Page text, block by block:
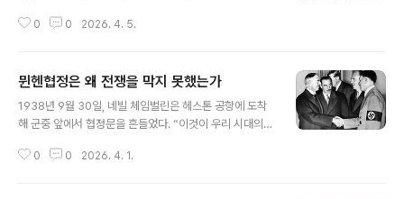
반 백성을 대상으로 문자 교육을 체계적으로 시행한 흔적
본주의는 수많은 희생과 저항 위에 서 있다. 지금까지 유지
미시사의 시선으로 미국의 근현대사와 자본주의를 입체적
으로 드러낸다.이야기는 기차에서 시작한다. 철도는 미국
의 압축성장을 이끈 기반이었고, 그 위에서 사람은 일하고
차별을 견디기 위한 방식으로. 그러나 그 노래는 거기서 멈
0 0 2026. 4. 5.
뮌헨협정은 왜 전쟁을 막지 못했는가
1938년 9월 30일, 네빌 체임벌린은 헤스톤 공항에 도착
해 군중 앞에서 협정문을 흔들었다. “이것이 우리 시대의
고, 이 장면은 BBC를 통해 영국 전역으로 퍼져나갔다. 불
0 0 2026. 4. 1.